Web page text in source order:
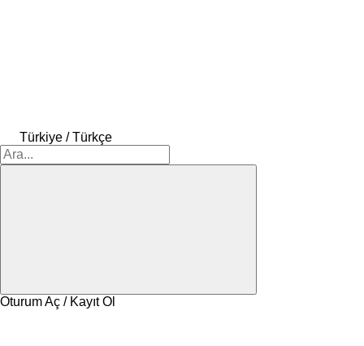
Türkiye / Türkçe
Oturum Aç / Kayıt Ol